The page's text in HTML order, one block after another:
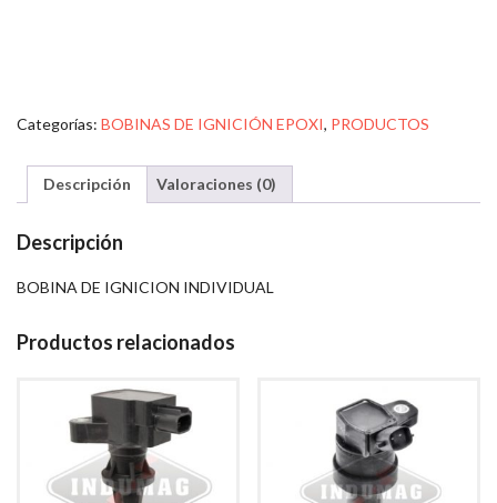
Categorías: BOBINAS DE IGNICIÓN EPOXI, PRODUCTOS
Descripción Valoraciones (0)
Descripción
BOBINA DE IGNICION INDIVIDUAL
Productos relacionados